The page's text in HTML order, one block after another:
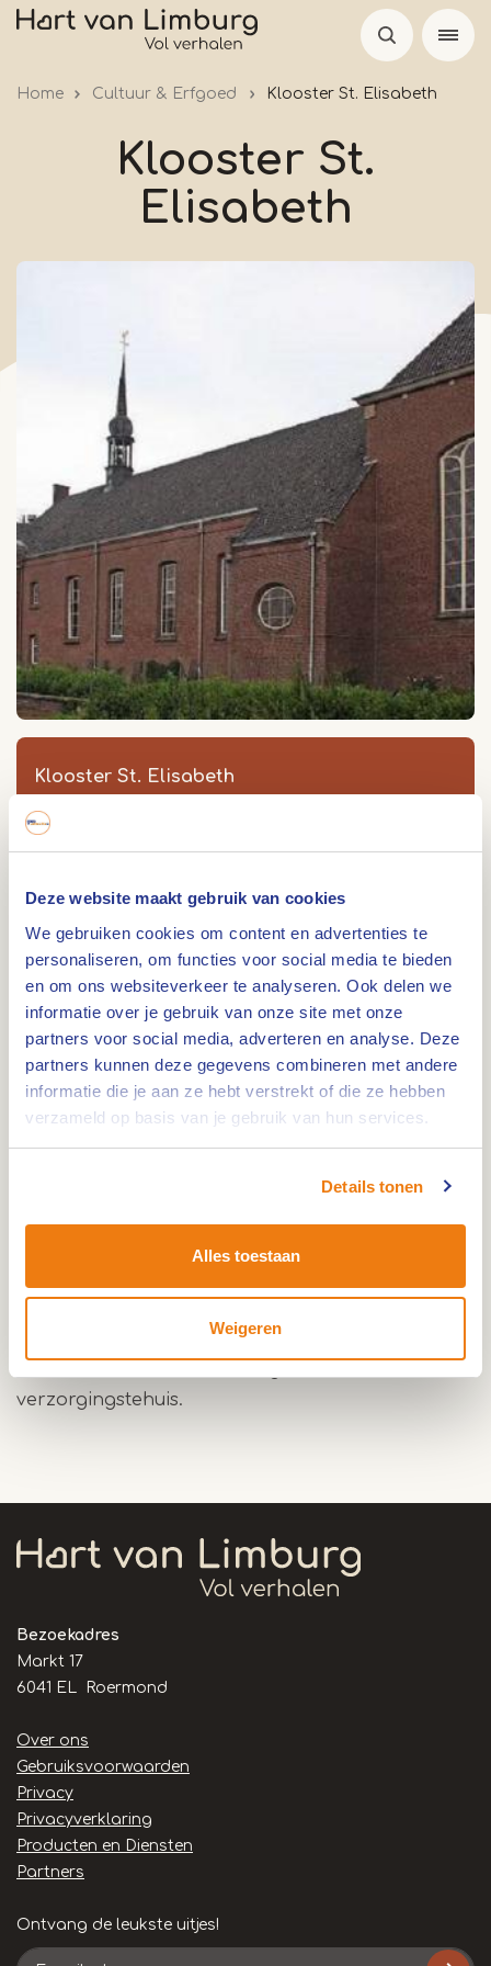
Deze website maakt gebruik van cookies
We gebruiken cookies om content en advertenties te
personaliseren, om functies voor social media te bieden
en om ons websiteverkeer te analyseren. Ook delen we
informatie over je gebruik van onze site met onze
partners voor social media, adverteren en analyse. Deze
partners kunnen deze gegevens combineren met andere
informatie die je aan ze hebt verstrekt of die ze hebben
verzameld op basis van je gebruik van hun services.
Details tonen
Alles toestaan
Weigeren
Overslaan
Home Cultuur & Erfgoed Klooster St. Elisabeth
Klooster St.
Elisabeth
Klooster St. Elisabeth
Aan de Kreppel 1
Route
Op het landgoed De Kreppel in Heythuysen, dat
stamt uit 1757 werd in 1835 het klooster St.
Daemen gestichte en tot de orde der
werd in 1944 verwoest en in 1950 herbouwd.
verzorgingstehuis.
Bezoekadres
Markt 17
6041 EL Roermond
Handige
links
Over ons
Gebruiksvoorwaarden
Privacy
Privacyverklaring
Producten en Diensten
Partners
Ontvang de leukste uitjes!
E-